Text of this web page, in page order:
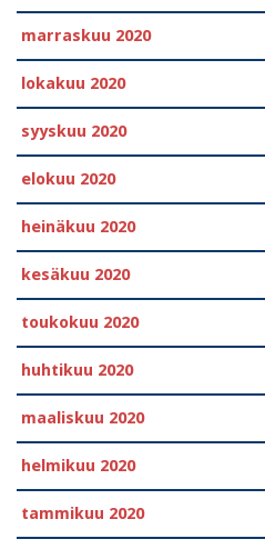
marraskuu 2020
lokakuu 2020
syyskuu 2020
elokuu 2020
heinäkuu 2020
kesäkuu 2020
toukokuu 2020
huhtikuu 2020
maaliskuu 2020
helmikuu 2020
tammikuu 2020